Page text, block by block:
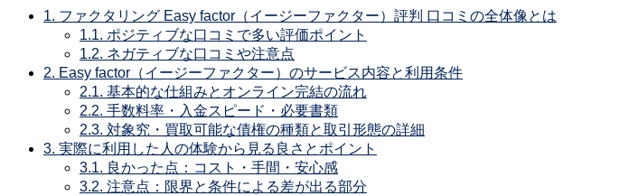
1. ファクタリング Easy factor（イージーファクター）評判 口コミの全体像とは
1.1. ポジティブな口コミで多い評価ポイント
1.2. ネガティブな口コミや注意点
2. Easy factor（イージーファクター）のサービス内容と利用条件
2.1. 基本的な仕組みとオンライン完結の流れ
2.2. 手数料率・入金スピード・必要書類
2.3. 対象究・買取可能な債権の種類と取引形態の詳細
3. 実際に利用した人の体験から見る良さとポイント
3.1. 良かった点：コスト・手間・安心感
3.2. 注意点：限界と条件による差が出る部分